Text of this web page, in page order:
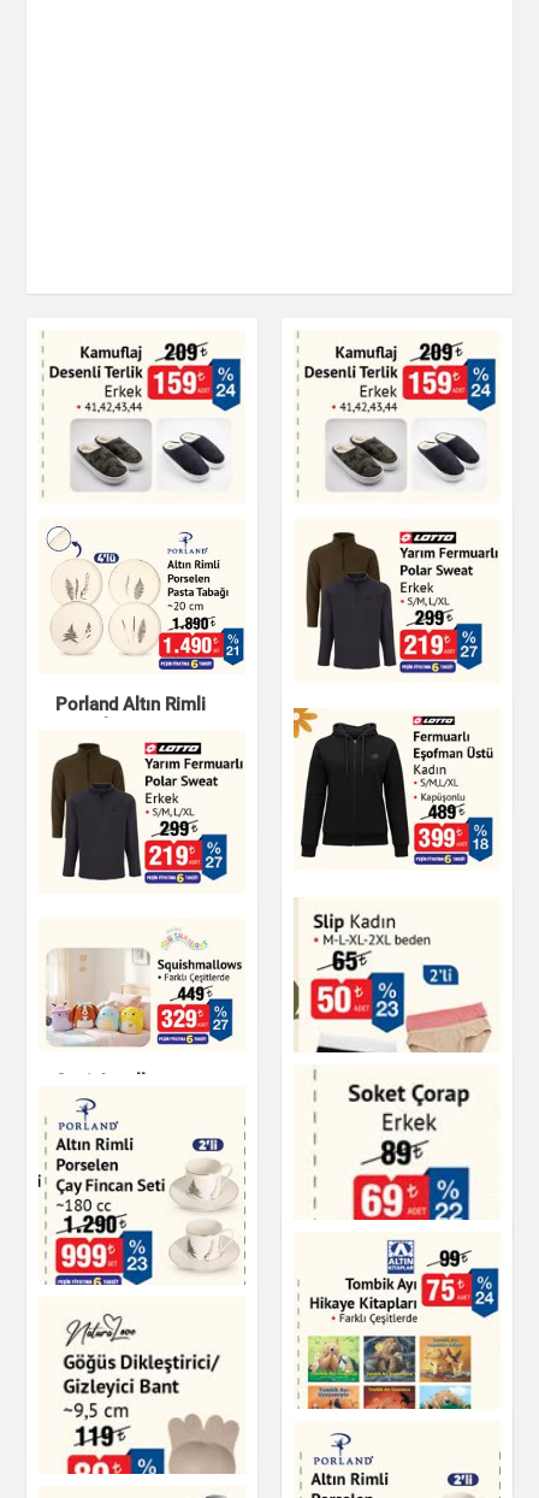
Kamuflaj Desenli
Terlik Erkek
Ayakkabı
Kamuflaj Desenli
Erkek Terlik
Ayakkabı
Porland Altın Rimli
Tabağı 20 cm
Mutfak Ürünleri
Yarım Fermuarlı
Polar Sweat
Giyim
Üstü Kadın
Giyim
Yarım Fermuarlı
Polar Sweat Erkek
Giyim
Slip Kadın
Giyim
Squishmallows
Oyuncak
Soket Çorap Erkek
Giyim
Altın Rimli Porselen
Çay Fincan Seti 180
cc
Çay & Kahve & Şeker
Tombik Ayı Hikaye
Kitapları